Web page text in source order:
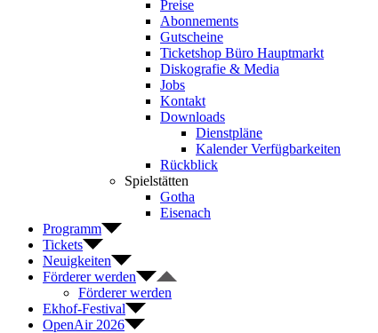
Preise
Abonnements
Gutscheine
Ticketshop Büro Hauptmarkt
Diskografie & Media
Jobs
Kontakt
Downloads
Dienstpläne
Kalender Verfügbarkeiten
Rückblick
Spielstätten
Gotha
Eisenach
Programm
Tickets
Neuigkeiten
Förderer werden
Förderer werden
Ekhof-Festival
OpenAir 2026